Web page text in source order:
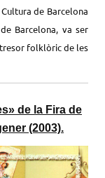
de Barcelona
Barcelona, va ser
folklòric de les
de la Fira de
(2003).